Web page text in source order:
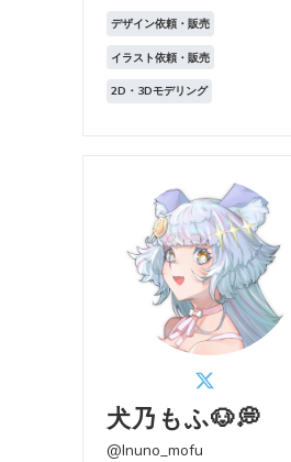
デザイン依頼・販売
イラスト依頼・販売
2D・3Dモデリング
犬乃もふ🐶💭
@Inuno_mofu